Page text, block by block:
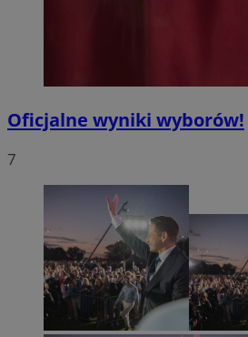
Oficjalne wyniki wyborów!
7